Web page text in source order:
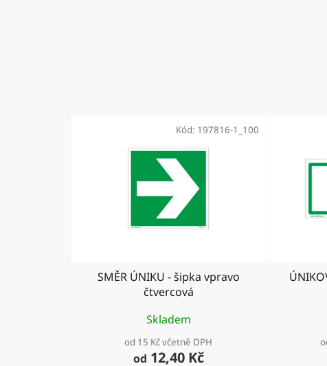
SMĚR ÚNIKU - šipka vpravo
čtvercová
Skladem
od 15 Kč včetně DPH
od 12,40 Kč
Kód: 197816-1_100